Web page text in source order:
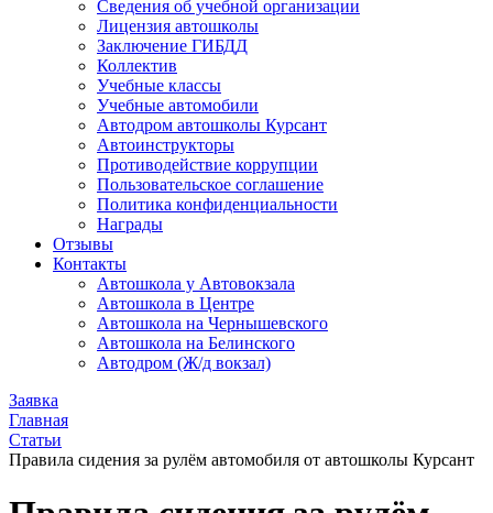
Сведения об учебной организации
Лицензия автошколы
Заключение ГИБДД
Коллектив
Учебные классы
Учебные автомобили
Автодром автошколы Курсант
Автоинструкторы
Противодействие коррупции
Пользовательское соглашение
Политика конфиденциальности
Награды
Отзывы
Контакты
Автошкола у Автовокзала
Автошкола в Центре
Автошкола на Чернышевского
Автошкола на Белинского
Автодром (Ж/д вокзал)
Заявка
Главная
Статьи
Правила сидения за рулём автомобиля от автошколы Курсант